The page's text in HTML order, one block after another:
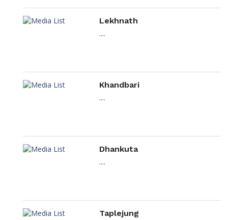
Lekhnath
....
Khandbari
....
Dhankuta
....
Taplejung